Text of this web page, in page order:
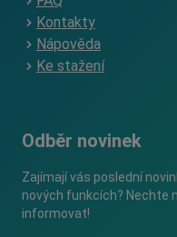
Kontakty
Nápověda
Ke stažení
Odběr novinek
Zajímají vás poslední
nových funkcích? Nechte
informovat!